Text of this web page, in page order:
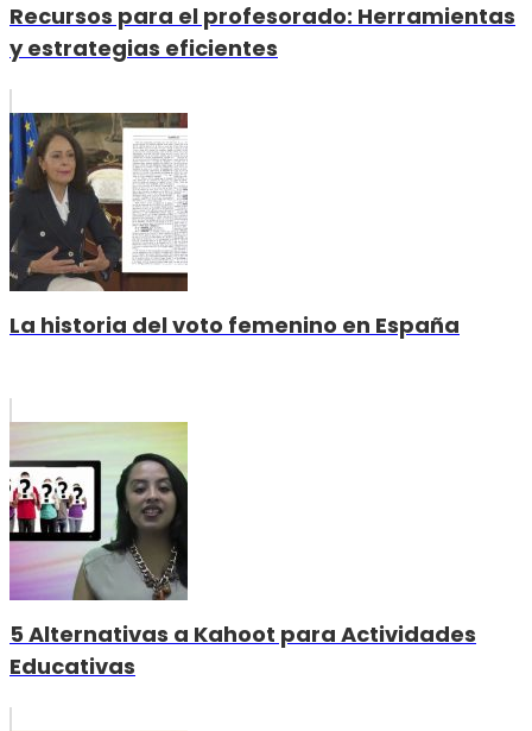
Recursos para el profesorado: Herramientas
y estrategias eficientes
La historia del voto femenino en España
5 Alternativas a Kahoot para Actividades
Educativas